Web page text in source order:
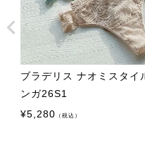
ブラデリス ナオミスタイ
ンガ26S1
¥5,280 （税込）